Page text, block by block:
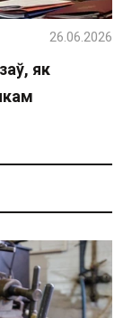
як
26.06.2026